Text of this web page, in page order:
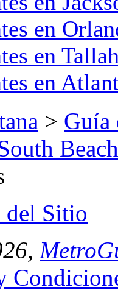
en
en
en
> Guía
del Sitio